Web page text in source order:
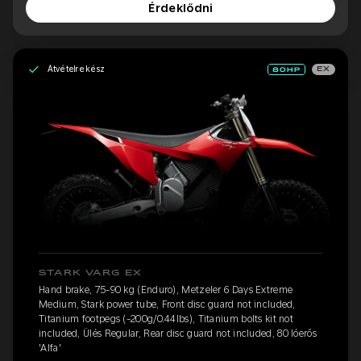
Érdeklődni
Átvételre kész EX
STARK VARG EX
Hand brake, 75-90 kg (Enduro), Metzeler 6 Days Extreme
Medium, Stark power tube, Front disc guard not included,
Titanium footpegs (-200g/0.44lbs), Titanium bolts kit not
included, Ülés Regular, Rear disc guard not included, 80 lóerős
'Alfa'